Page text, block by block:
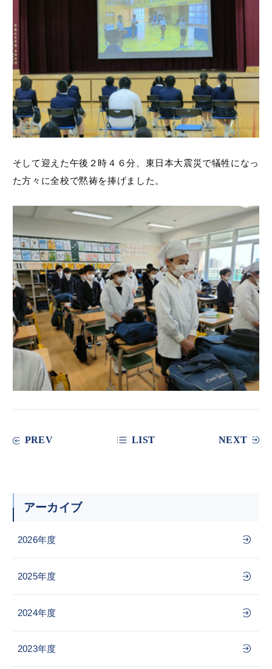
そして迎えた午後２時４６分、東日本大震災で犠牲になっ
た方々に全校で黙祷を捧げました。
PREV LIST NEXT
アーカイブ
2026年度
2025年度
2024年度
2023年度